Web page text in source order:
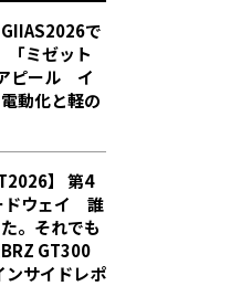
GIIAS2026で
「ミゼット
ピール イ
動化と軽の
】 第4
ドウェイ 誰
。それでも
GT300
サイドレポ